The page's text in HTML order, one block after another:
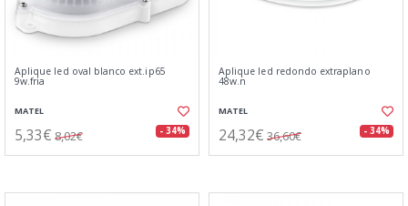
Aplique led oval blanco ext.ip65
9w.fria
MATEL
5,33€ 8,02€ - 34%
Aplique led redondo extraplano
48w.n
MATEL
24,32€ 36,60€ - 34%